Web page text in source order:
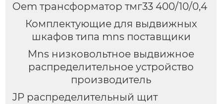
Oem трансформатор тмг33 400/10/0,4
Комплектующие для выдвижных
шкафов типа mns поставщики
Mns низковольтное выдвижное
распределительное устройство
производитель
JP распределительный щит